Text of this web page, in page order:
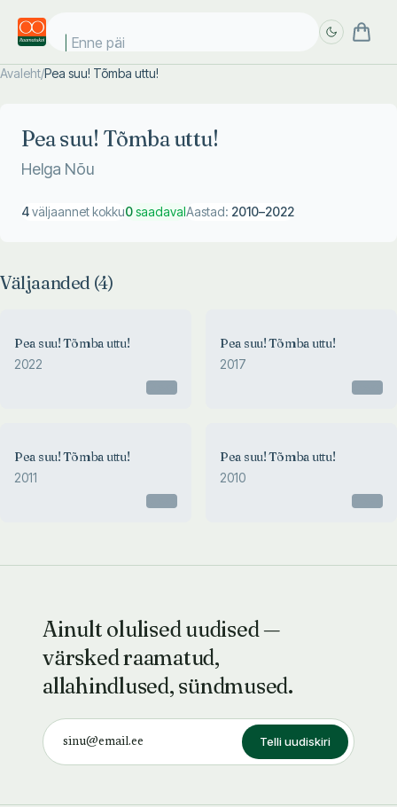
Enne päike
Avaleht/Pea suu! Tõmba uttu!
Pea suu! Tõmba uttu!
Helga Nõu
4väljaannet kokku0saadavalAastad: 2010–2022
Väljaanded (4)
Pea suu! Tõmba uttu!
2022
Pea suu! Tõmba uttu!
2017
Pea suu! Tõmba uttu!
2011
Pea suu! Tõmba uttu!
2010
Ainult olulised uudised —
värsked raamatud,
allahindlused, sündmused.
Telli uudiskiri